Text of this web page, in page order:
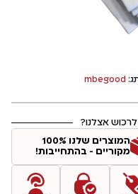
mbegood
אצלנו?
המוצרים שלנו 100%
מקוריים - בהתחייבות!